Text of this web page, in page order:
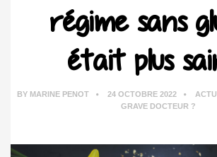
régime sans
était plus
BY MARINE PENOT 24 OCTOBRE 2022
GRAVE DOCTEUR ?